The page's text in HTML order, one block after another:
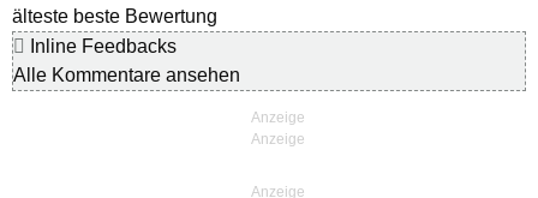
älteste beste Bewertung
Inline Feedbacks
Alle Kommentare ansehen
Anzeige